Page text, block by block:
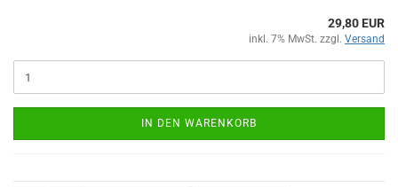
29,80 EUR
inkl. 7% MwSt. zzgl. Versand
IN DEN WARENKORB